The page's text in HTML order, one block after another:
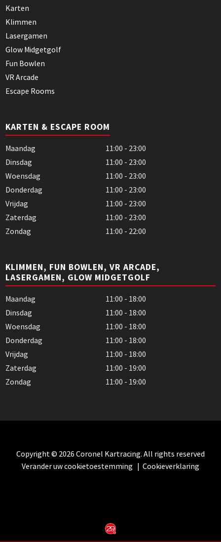
Karten
Klimmen
Lasergamen
Glow Midgetgolf
Fun Bowlen
VR Arcade
Escape Rooms
KARTEN & ESCAPE ROOM
Maandag
11:00 - 23:00
Dinsdag
11:00 - 23:00
Woensdag
11:00 - 23:00
Donderdag
11:00 - 23:00
Vrijdag
11:00 - 23:00
Zaterdag
11:00 - 23:00
Zondag
11:00 - 22:00
KLIMMEN, FUN BOWLEN, VR ARCADE,
LASERGAMEN, GLOW MIDGETGOLF
Maandag
11:00 - 18:00
Dinsdag
11:00 - 18:00
Woensdag
11:00 - 18:00
Donderdag
11:00 - 18:00
Vrijdag
11:00 - 18:00
Zaterdag
11:00 - 19:00
Zondag
11:00 - 19:00
Copyright © 2026 Coronel Kartracing. All rights reserved
Verander uw cookietoestemming | Cookieverklaring